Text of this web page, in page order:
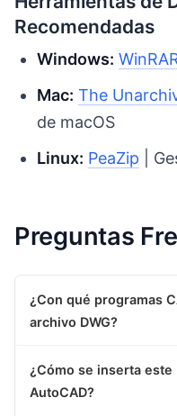
Recomendadas
Windows:
Mac: The
de macOS
Linux: PeaZip |
Preguntas
¿Con qué programas
archivo DWG?
¿Cómo se inserta
AutoCAD?